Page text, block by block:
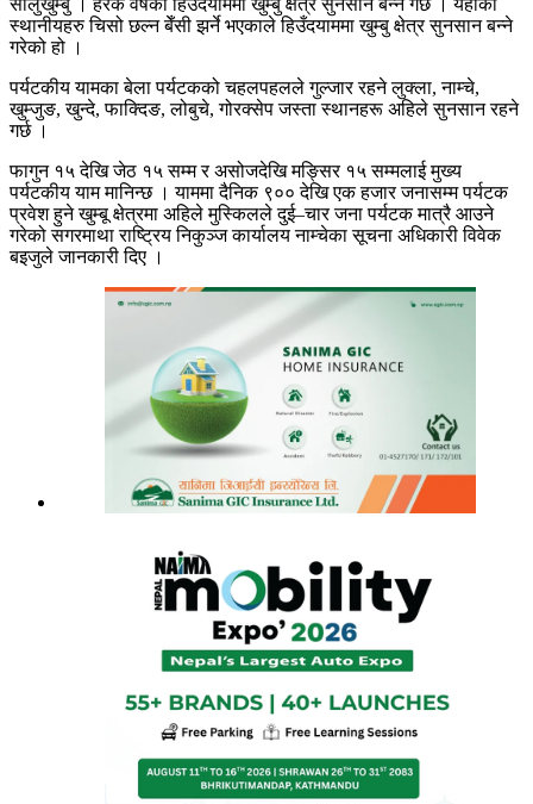
सोलुखुम्बु । हरेक वर्षको हिउँदयाममा खुम्बु क्षेत्र सुनसान बन्ने गर्छ । यहाँका
स्थानीयहरु चिसो छल्न बेँसी झर्ने भएकाले हिउँदयाममा खुम्बु क्षेत्र सुनसान बन्ने
गरेको हो ।
पर्यटकीय यामका बेला पर्यटकको चहलपहलले गुल्जार रहने लुक्ला, नाम्चे,
खुम्जुङ, खुन्दे, फाक्दिङ, लोबुचे, गोरक्सेप जस्ता स्थानहरू अहिले सुनसान रहने
गर्छ ।
फागुन १५ देखि जेठ १५ सम्म र असोजदेखि मङ्सिर १५ सम्मलाई मुख्य
पर्यटकीय याम मानिन्छ । याममा दैनिक ९०० देखि एक हजार जनासम्म पर्यटक
प्रवेश हुने खुम्बू क्षेत्रमा अहिले मुस्किलले दुई–चार जना पर्यटक मात्रै आउने
गरेको सगरमाथा राष्ट्रिय निकुञ्ज कार्यालय नाम्चेका सूचना अधिकारी विवेक
बइजुले जानकारी दिए ।